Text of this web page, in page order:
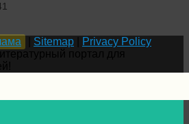
Sitemap
Privacy Policy